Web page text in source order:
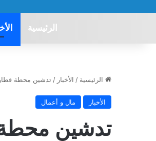
الرئيسية
الرئيسية / الأخبار / تدشين محطة قطارات
الأخبار مال و أعمال